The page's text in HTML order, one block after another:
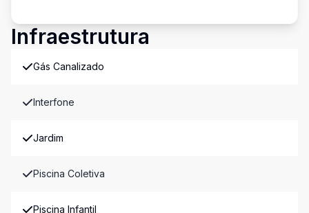
Infraestrutura
Gás Canalizado
Interfone
Jardim
Piscina Coletiva
Piscina Infantil